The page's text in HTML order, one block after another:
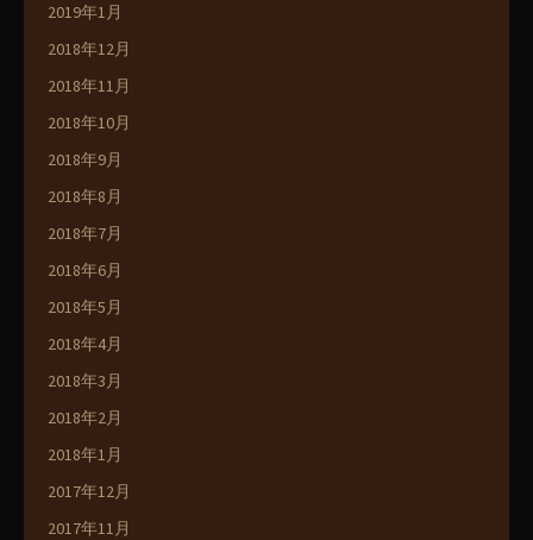
2019年1月
2018年12月
2018年11月
2018年10月
2018年9月
2018年8月
2018年7月
2018年6月
2018年5月
2018年4月
2018年3月
2018年2月
2018年1月
2017年12月
2017年11月